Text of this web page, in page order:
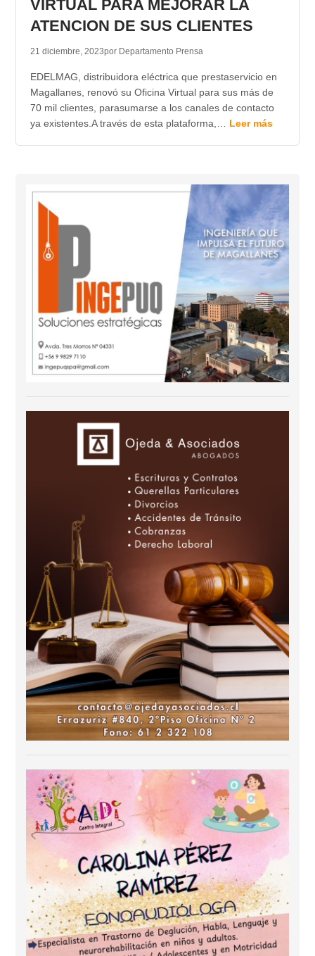
VIRTUAL PARA MEJORAR LA
ATENCION DE SUS CLIENTES
21 diciembre, 2023por Departamento Prensa
EDELMAG, distribuidora eléctrica que prestaservicio en
Magallanes, renovó su Oficina Virtual para sus más de
70 mil clientes, parasumarse a los canales de contacto
ya existentes.A través de esta plataforma,… Leer más